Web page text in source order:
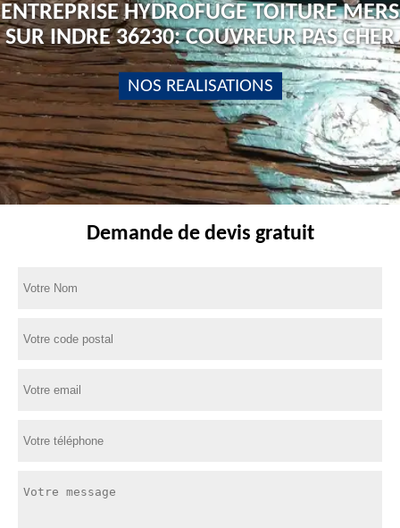
ENTREPRISE HYDROFUGE TOITURE MERS
SUR INDRE 36230: COUVREUR PAS CHER
NOS REALISATIONS
Demande de devis gratuit